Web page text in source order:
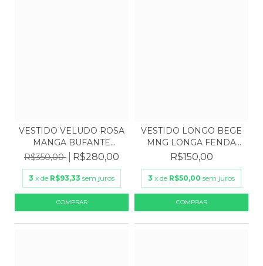
VESTIDO VELUDO ROSA
MANGA BUFANTE
CINTO...
R$350,00 R$280,00
3 x de R$93,33 sem juros
VESTIDO LONGO BEGE
MNG LONGA FENDA
LATER...
R$150,00
3 x de R$50,00 sem juros